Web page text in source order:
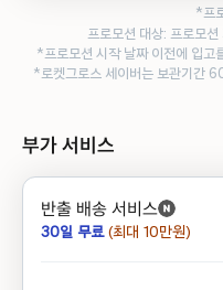
*프
프로모션 대상: 프로모
*프로모션 시작 날짜 이전에 입고
*로켓그로스 세이버는 보관기간
부가 서비스
반출 배송 서비스
30일 무료 (최대 10만원)